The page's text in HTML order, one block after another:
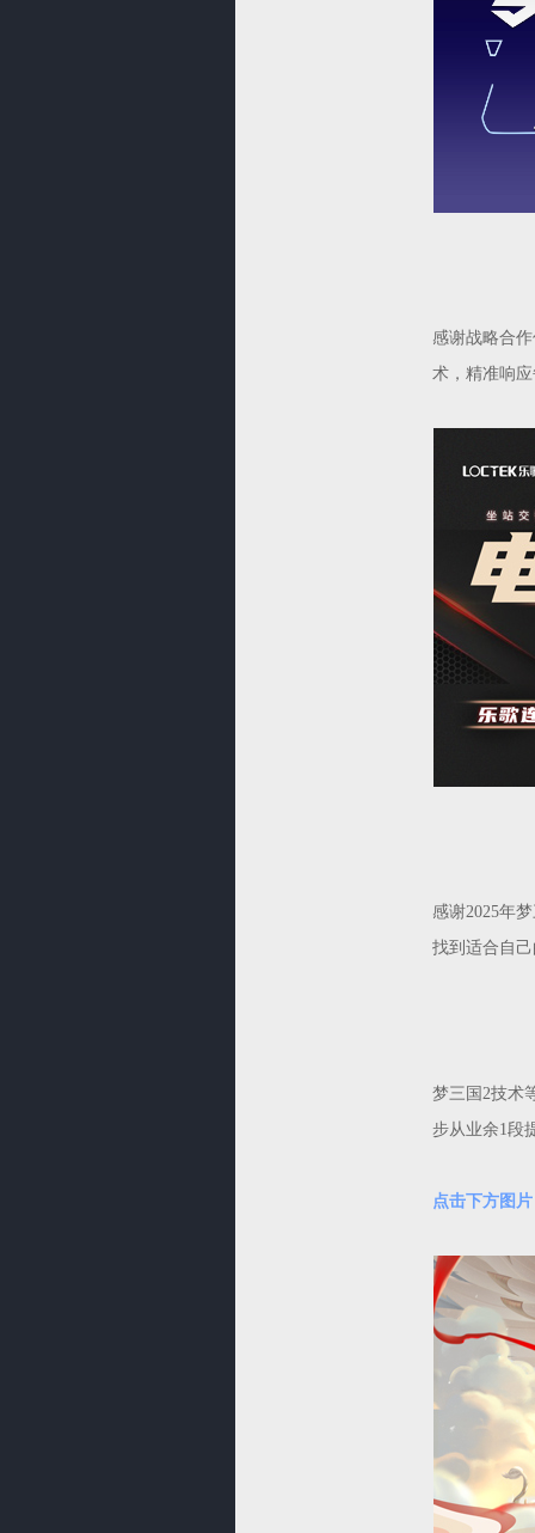
感谢战略合
术，精准响
感谢2025年
找到适合自
梦三国2技术
步从业余1段
点击下方图片